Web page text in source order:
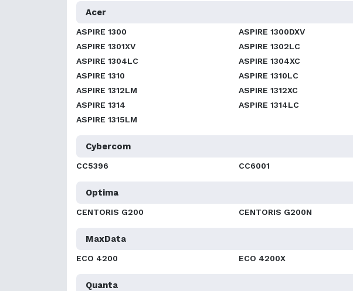
Acer
ASPIRE 1300 ASPIRE 1300DXV
ASPIRE 1301XV
ASPIRE 1302LC
ASPIRE 1304LC
ASPIRE 1304XC
ASPIRE 1310
ASPIRE 1310LC
ASPIRE 1312LM
ASPIRE 1312XC
ASPIRE 1314
ASPIRE 1314LC
ASPIRE 1315LM
Cybercom
CC5396 CC6001
Optima
CENTORIS G200 CENTORIS G200N
MaxData
ECO 4200 ECO 4200X
Quanta